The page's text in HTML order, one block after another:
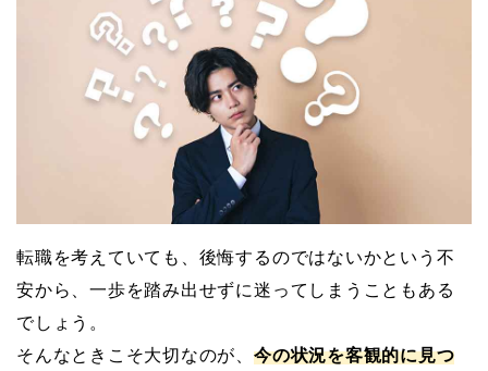
転職を考えていても、後悔するのではないかという不
安から、一歩を踏み出せずに迷ってしまうこともある
でしょう。
そんなときこそ大切なのが、 今の状況を客観的に見つ